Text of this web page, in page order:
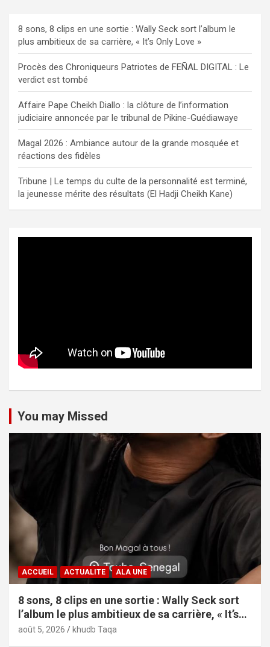
8 sons, 8 clips en une sortie : Wally Seck sort l’album le
plus ambitieux de sa carrière, « It’s Only Love »
Procès des Chroniqueurs Patriotes de FEÑAL DIGITAL : Le
verdict est tombé
Affaire Pape Cheikh Diallo : la clôture de l’information
judiciaire annoncée par le tribunal de Pikine-Guédiawaye
Magal 2026 : Ambiance autour de la grande mosquée et
réactions des fidèles
Tribune | Le temps du culte de la personnalité est terminé,
la jeunesse mérite des résultats (El Hadji Cheikh Kane)
You may Missed
ACCUEIL ACTUALITE ALA UNE
8 sons, 8 clips en une sortie : Wally Seck sort
l’album le plus ambitieux de sa carrière, « It’s
Only Love »
août 5, 2026 khudb Taqa